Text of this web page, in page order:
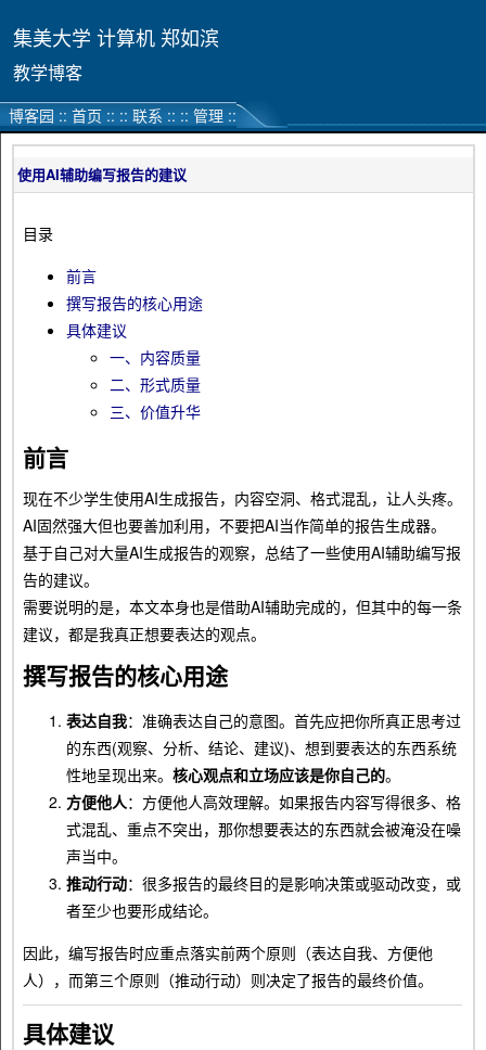
集美大学 计算机 郑如滨
教学博客
博客园 :: 首页 :: :: 联系 :: :: 管理 ::
使用AI辅助编写报告的建议
目录
前言
撰写报告的核心用途
具体建议
一、内容质量
二、形式质量
三、价值升华
前言
现在不少学生使用AI生成报告，内容空洞、格式混乱，让人头疼。
AI固然强大但也要善加利用，不要把AI当作简单的报告生成器。
基于自己对大量AI生成报告的观察，总结了一些使用AI辅助编写报
告的建议。
需要说明的是，本文本身也是借助AI辅助完成的，但其中的每一条
建议，都是我真正想要表达的观点。
撰写报告的核心用途
表达自我：准确表达自己的意图。首先应把你所真正思考过
的东西(观察、分析、结论、建议)、想到要表达的东西系统
性地呈现出来。 核心观点和立场应该是你自己的。
方便他人：方便他人高效理解。如果报告内容写得很多、格
式混乱、重点不突出，那你想要表达的东西就会被淹没在噪
声当中。
推动行动：很多报告的最终目的是影响决策或驱动改变，或
者至少也要形成结论。
因此，编写报告时应重点落实前两个原则（表达自我、方便他
人），而第三个原则（推动行动）则决定了报告的最终价值。
具体建议